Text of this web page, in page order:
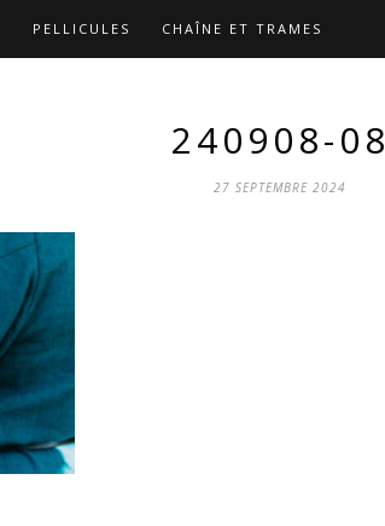
PELLICULES CHAÎNE ET TRAMES
240908-08
27 SEPTEMBRE 2024